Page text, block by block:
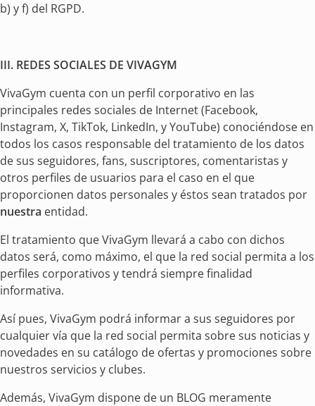
b) y f) del RGPD.
III. REDES SOCIALES DE VIVAGYM
VivaGym cuenta con un perfil corporativo en las
principales redes sociales de Internet (Facebook,
Instagram, X, TikTok, LinkedIn, y YouTube) conociéndose en
todos los casos responsable del tratamiento de los datos
de sus seguidores, fans, suscriptores, comentaristas y
otros perfiles de usuarios para el caso en el que
proporcionen datos personales y éstos sean tratados por
nuestra entidad.
El tratamiento que VivaGym llevará a cabo con dichos
datos será, como máximo, el que la red social permita a los
perfiles corporativos y tendrá siempre finalidad
informativa.
Así pues, VivaGym podrá informar a sus seguidores por
cualquier vía que la red social permita sobre sus noticias y
novedades en su catálogo de ofertas y promociones sobre
nuestros servicios y clubes.
Además, VivaGym dispone de un BLOG meramente